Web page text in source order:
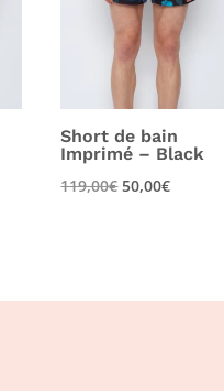
Short de bain
Imprimé – Black
119,00€Le
119,00€.
50,00€Le
50,00€.